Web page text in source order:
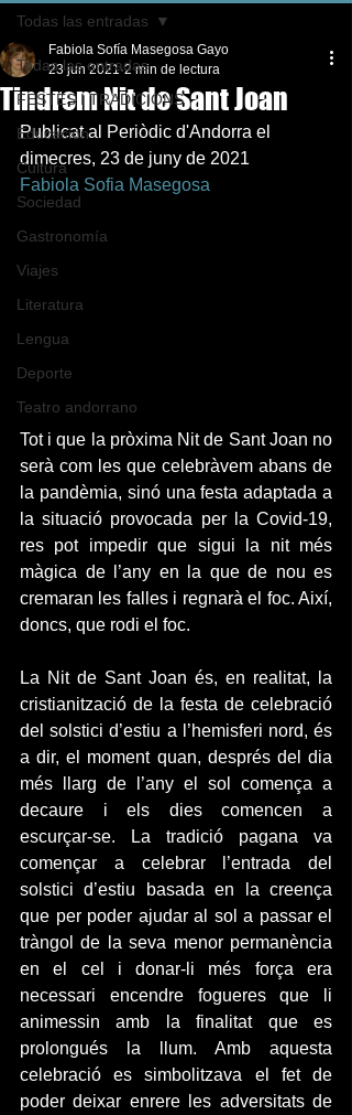
Todas las entradas
FESTES I TRADICIONS
Educación
Cultura
Sociedad
Gastronomía
Viajes
Literatura
Lengua
Deporte
Teatro andorrano
Todas las entradas
Tindrem Nit de Sant Joan
Fabiola Sofía Masegosa Gayo
23 jun 2021 2 min de lectura
Publicat al Periòdic d'Andorra el
dimecres, 23 de juny de 2021
Fabiola Sofia Masegosa
Tot i que la pròxima Nit de Sant Joan no
serà com les que celebràvem abans de
la pandèmia, sinó una festa adaptada a
la situació provocada per la Covid-19,
res pot impedir que sigui la nit més
màgica de l’any en la que de nou es
cremaran les falles i regnarà el foc. Així,
doncs, que rodi el foc.
La Nit de Sant Joan és, en realitat, la
cristianització de la festa de celebració
del solstici d’estiu a l’hemisferi nord, és
a dir, el moment quan, després del dia
més llarg de l’any el sol comença a
decaure i els dies comencen a
escurçar-se. La tradició pagana va
començar a celebrar l’entrada del
solstici d’estiu basada en la creença
que per poder ajudar al sol a passar el
tràngol de la seva menor permanència
en el cel i donar-li més força era
necessari encendre fogueres que li
animessin amb la finalitat que es
prolongués la llum. Amb aquesta
celebració es simbolitzava el fet de
poder deixar enrere les adversitats de